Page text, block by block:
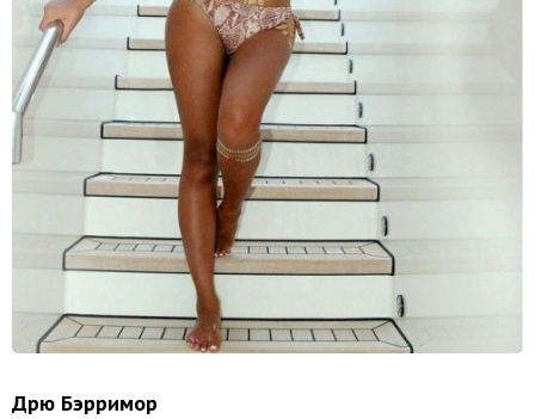
Дрю Бэрримор